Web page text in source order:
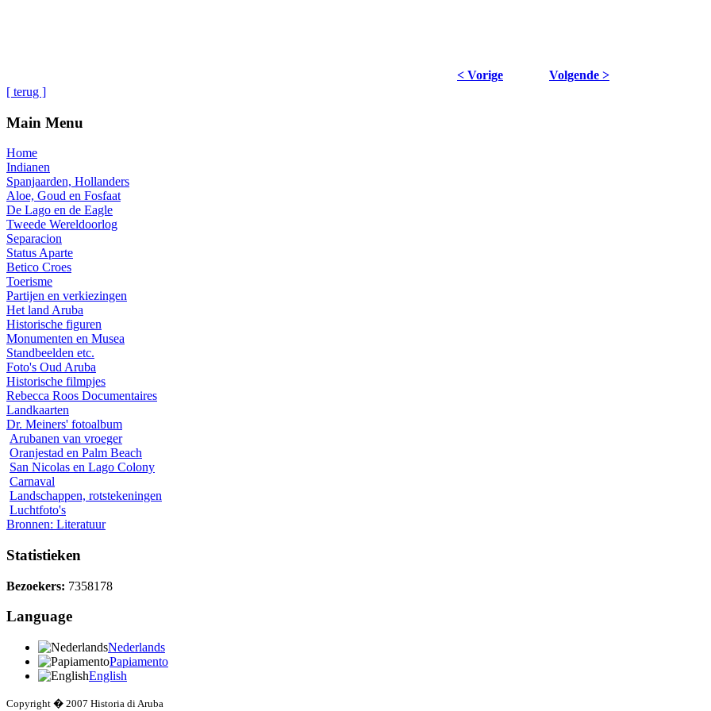
< Vorige
Volgende >
[ terug ]
Main Menu
Home
Indianen
Spanjaarden, Hollanders
Aloe, Goud en Fosfaat
De Lago en de Eagle
Tweede Wereldoorlog
Separacion
Status Aparte
Betico Croes
Toerisme
Partijen en verkiezingen
Het land Aruba
Historische figuren
Monumenten en Musea
Standbeelden etc.
Foto's Oud Aruba
Historische filmpjes
Rebecca Roos Documentaires
Landkaarten
Dr. Meiners' fotoalbum
Arubanen van vroeger
Oranjestad en Palm Beach
San Nicolas en Lago Colony
Carnaval
Landschappen, rotstekeningen
Luchtfoto's
Bronnen: Literatuur
Statistieken
Bezoekers: 7358178
Language
Nederlands
Papiamento
English
Copyright � 2007 Historia di Aruba